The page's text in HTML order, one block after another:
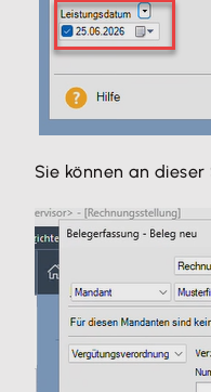
Sie können an